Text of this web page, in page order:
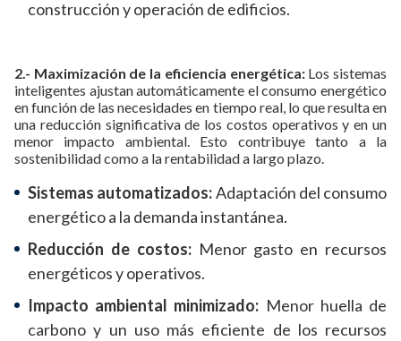
construcción y operación de edificios.
2.- Maximización de la eficiencia energética: Los sistemas
inteligentes ajustan automáticamente el consumo energético
en función de las necesidades en tiempo real, lo que resulta en
una reducción significativa de los costos operativos y en un
menor impacto ambiental. Esto contribuye tanto a la
sostenibilidad como a la rentabilidad a largo plazo.
Sistemas automatizados:Adaptación del consumo
energético a la demanda instantánea.
Reducción de costos:Menor gasto en recursos
energéticos y operativos.
Impacto ambiental minimizado: Menor huella de
carbono y un uso más eficiente de los recursos